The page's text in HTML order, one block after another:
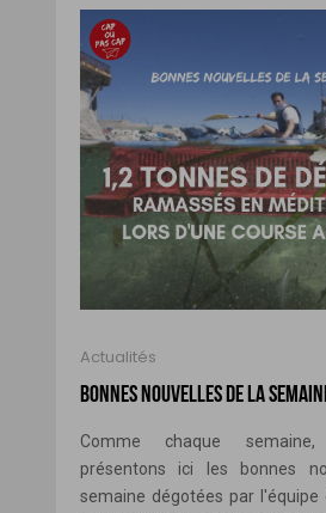
Actualités
BONNES NOUVELLES DE LA
Comme chaque
présentons ici les bonnes
semaine dégotées par l'équipe